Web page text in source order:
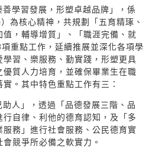
善學習發展，形塑卓越品牌」，係
為核心精神，共規劃「五育精琢、
，輔導增質」、「職涯完備、就
重點工作，延續推展並深化各項學
習、樂服務、勤實踐，形塑更具
質人力培育，並確保畢業生在職
。其中特色重點工作有三：
人」，透過「品德發展三階、品
自律、利他的德育認知，及「多
務」進行社會服務、公民德育實
競爭所必備之軟實力。